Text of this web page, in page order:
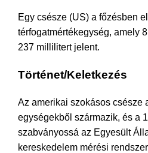
Egy csésze (US) a főzésben
térfogatmértékegység, amely
237 millilitert jelent.
Történet/Keletkezés
Az amerikai szokásos csésze
egységekből származik, és a
szabványossá az Egyesült
kereskedelem mérési